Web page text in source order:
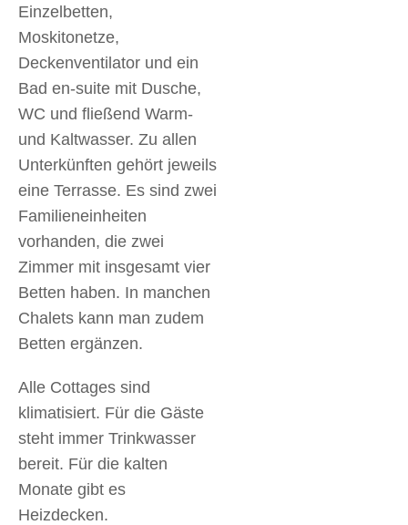
Einzelbetten,
Moskitonetze,
Deckenventilator und ein
Bad en-suite mit Dusche,
WC und fließend Warm-
und Kaltwasser. Zu allen
Unterkünften gehört jeweils
eine Terrasse. Es sind zwei
Familieneinheiten
vorhanden, die zwei
Zimmer mit insgesamt vier
Betten haben. In manchen
Chalets kann man zudem
Betten ergänzen.
Alle Cottages sind
klimatisiert. Für die Gäste
steht immer Trinkwasser
bereit. Für die kalten
Monate gibt es
Heizdecken.